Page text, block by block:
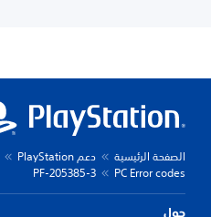
الصفحة الرئيسية دعم PlayStation
PC Error codes
PF-205385-3
حول